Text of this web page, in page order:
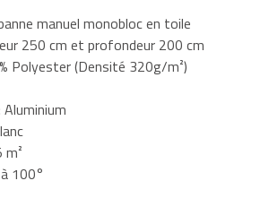
manuel monobloc en toile
250 cm et profondeur 200 cm
Polyester (Densité 320g/m²)
100°